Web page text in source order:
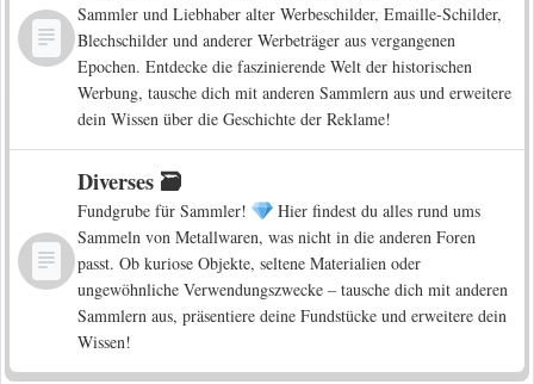
Sammler und Liebhaber alter Werbeschilder, Emaille-Schilder,
Blechschilder und anderer Werbeträger aus vergangenen
Epochen. Entdecke die faszinierende Welt der historischen
Werbung, tausche dich mit anderen Sammlern aus und erweitere
dein Wissen über die Geschichte der Reklame!
Diverses 🗃️
Fundgrube für Sammler!
Hier findest du alles rund ums
Sammeln von Metallwaren, was nicht in die anderen Foren
passt. Ob kuriose Objekte, seltene Materialien oder
ungewöhnliche Verwendungszwecke – tausche dich mit anderen
Sammlern aus, präsentiere deine Fundstücke und erweitere dein
Wissen!